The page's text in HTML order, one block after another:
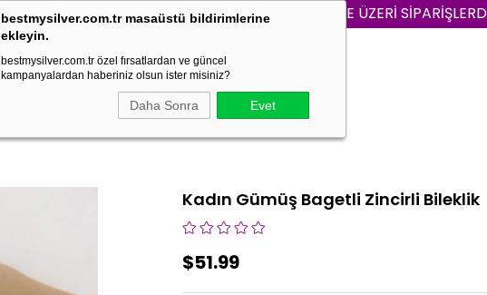
bestmysilver.com.tr masaüstü bildirimlerine
ekleyin.
bestmysilver.com.tr özel fırsatlardan ve güncel
kampanyalardan haberiniz olsun ister misiniz?
Daha Sonra Evet
3000₺ VE ÜZERİ SİPARİŞLERDE
Kadın Gümüş Bagetli Zincirli Bileklik
$51.99